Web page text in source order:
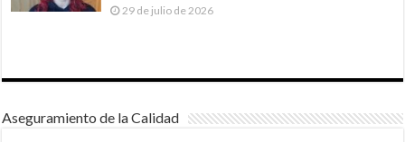
29 de julio de 2026
Aseguramiento de la Calidad